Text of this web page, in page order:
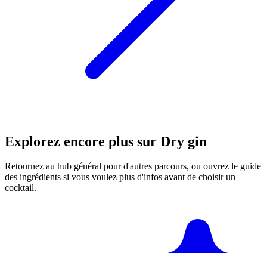
Explorez encore plus sur Dry gin
Retournez au hub général pour d'autres parcours, ou ouvrez le guide
des ingrédients si vous voulez plus d'infos avant de choisir un
cocktail.